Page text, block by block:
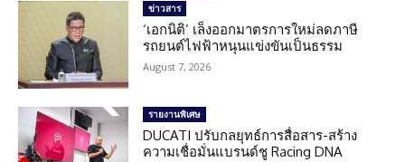
ข่าวสาร
‘เอกนิติ’ เล็งออกมาตรการใหม่ลดภาษี
รถยนต์ไฟฟ้าหนุนแข่งขันเป็นธรรม
August 7, 2026
รายงานพิเศษ
DUCATI ปรับกลยุทธ์การสื่อสาร-สร้าง
ความเชื่อมั่นแบรนด์ชู Racing DNA